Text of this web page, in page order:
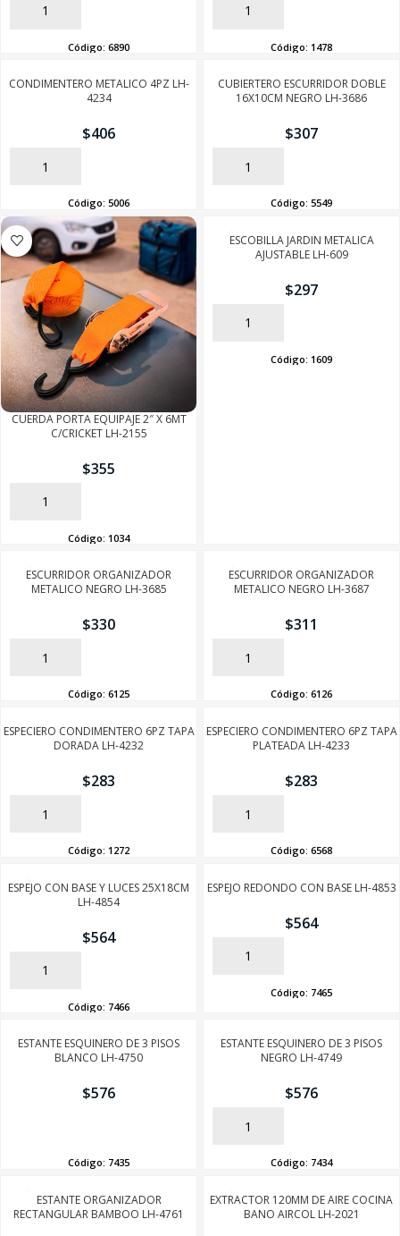
AÑADIR
Código: 6890
AÑADIR
Código: 1478
CONDIMENTERO METALICO 4PZ LH-
4234
$406
AÑADIR
Código: 5006
CUBIERTERO ESCURRIDOR DOBLE
16X10CM NEGRO LH-3686
$307
AÑADIR
Código: 5549
CUERDA PORTA EQUIPAJE 2″ X 6MT
C/CRICKET LH-2155
$355
AÑADIR
Código: 1034
ESCOBILLA JARDIN METALICA
AJUSTABLE LH-609
$297
AÑADIR
Código: 1609
ESCURRIDOR ORGANIZADOR
METALICO NEGRO LH-3685
$330
AÑADIR
Código: 6125
ESCURRIDOR ORGANIZADOR
METALICO NEGRO LH-3687
$311
AÑADIR
Código: 6126
ESPECIERO CONDIMENTERO 6PZ TAPA
DORADA LH-4232
$283
AÑADIR
Código: 1272
ESPECIERO CONDIMENTERO 6PZ TAPA
PLATEADA LH-4233
$283
AÑADIR
Código: 6568
ESPEJO CON BASE Y LUCES 25X18CM
LH-4854
$564
AÑADIR
Código: 7466
ESPEJO REDONDO CON BASE LH-4853
$564
AÑADIR
Código: 7465
ESTANTE ESQUINERO DE 3 PISOS
BLANCO LH-4750
$576
Código: 7435
ESTANTE ESQUINERO DE 3 PISOS
NEGRO LH-4749
$576
AÑADIR
Código: 7434
ESTANTE ORGANIZADOR
RECTANGULAR BAMBOO LH-4761
EXTRACTOR 120MM DE AIRE COCINA
BANO AIRCOL LH-2021
SEGUÍ COMPRANDO
FINALIZÁ TU COMPRA